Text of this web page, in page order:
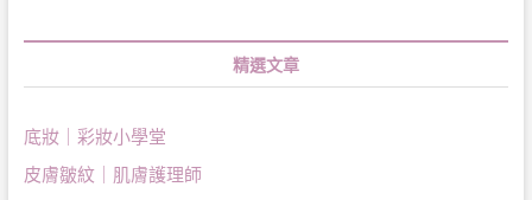
精選文章
底妝｜彩妝小學堂
皮膚皺紋｜肌膚護理師